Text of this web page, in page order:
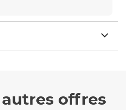
autres offres